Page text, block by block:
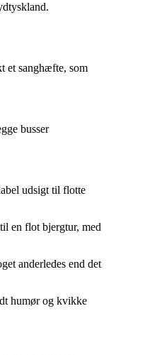
et sanghæfte, som
busser
udsigt til flotte
en flot bjergtur, med
anderledes end det
humør og kvikke